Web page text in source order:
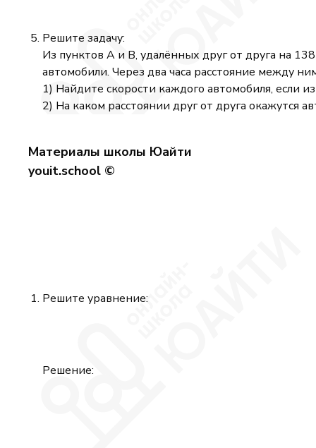
Решите задачу:
Из пунктов A и B, удалённых друг от друга на
автомобили. Через два часа расстояние между
1) Найдите скорости каждого автомобиля, если
2) На каком расстоянии друг от друга окажутся
Материалы школы Юайти
youit.school ©
Решите уравнение:
Решение: